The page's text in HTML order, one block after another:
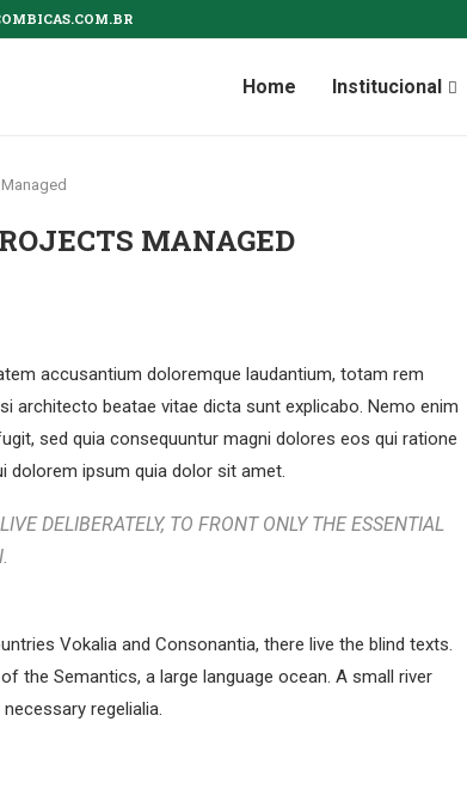
Home Institucional
MANAGED
accusantium doloremque laudantium, totam rem
architecto beatae vitae dicta sunt explicabo. Nemo enim
sed quia consequuntur magni dolores eos qui ratione
dolorem ipsum quia dolor sit amet.
DELIBERATELY, TO FRONT ONLY THE ESSENTIAL
Vokalia and Consonantia, there live the blind texts.
the Semantics, a large language ocean. A small river
regelialia.